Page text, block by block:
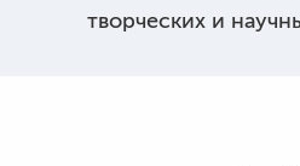
творческих и